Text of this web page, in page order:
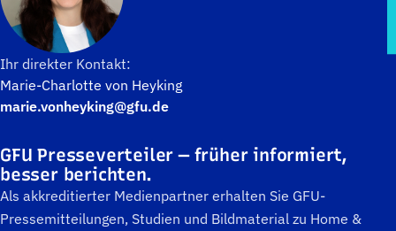
Ihr direkter Kontakt:
Marie-Charlotte von Heyking
marie.vonheyking@gfu.de
GFU Presseverteiler — früher informiert,
besser berichten.
Als akkreditierter Medienpartner erhalten Sie GFU-
Pressemitteilungen, Studien und Bildmaterial zu Home &